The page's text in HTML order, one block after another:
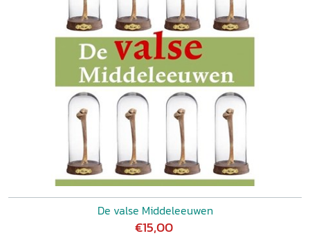
De valse Middeleeuwen
€15,00